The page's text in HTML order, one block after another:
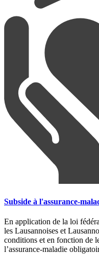
Subside à l'assurance-
En application de la loi
les Lausannoises et
conditions et en fonction de
l’assurance-maladie